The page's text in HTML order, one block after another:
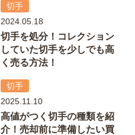
切手
2024.05.18
切手を処分！コレクション
していた切手を少しでも高
く売る方法！
切手
2025.11.10
高値がつく切手の種類を紹
介！売却前に準備したい買